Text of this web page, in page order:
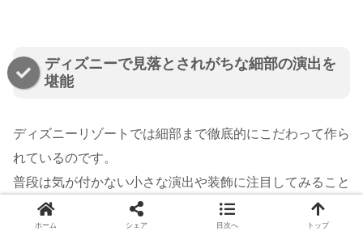
ディズニーで見落とされがちな細部の演出を
堪能
ディズニーリゾートでは細部まで徹底的にこだわって作ら
れているのです。
普段は気が付かない小さな演出や装飾に注目してみること
でまったく新しい楽しみ方ができてしまいます。
ホーム シェア 目次へ トップ